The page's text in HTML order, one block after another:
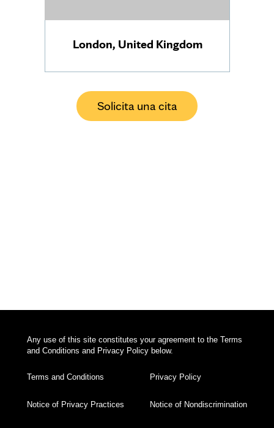
London, United Kingdom
Solicita una cita
Any use of this site constitutes your agreement to the Terms
and Conditions and Privacy Policy below.
Terms and Conditions Privacy Policy
Notice of Privacy Practices Notice of Nondiscrimination